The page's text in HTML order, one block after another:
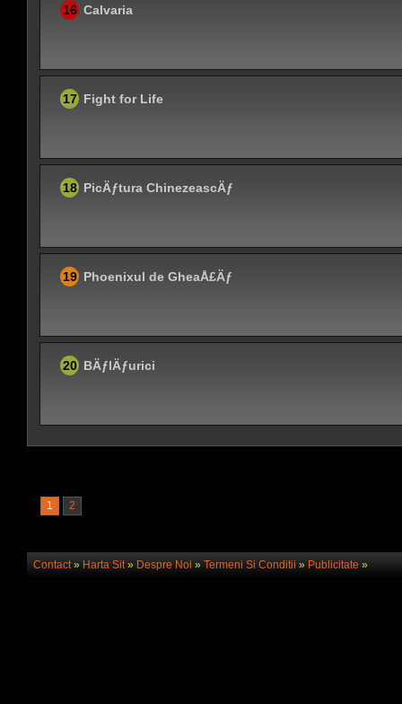
16 Calvaria
17 Fight for Life
18 PicÄƒtura ChinezeascÄƒ
19 Phoenixul de GheaÅ£Äƒ
20 BÄƒlÄƒurici
1 2
Contact» Harta Sit» Despre Noi » Termeni Si Conditii » Publicitate»